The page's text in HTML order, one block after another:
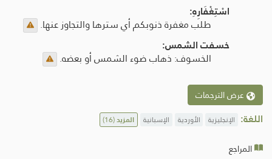
اسْتِغْفَارِهِ:
طلب مغفرة ذنوبكم أي سترها والتجاوز عنها.
خسفت الشمس:
الخسوف: ذهاب ضوء الشمس أو بعضه.
عرض الترجمات
اللغة: الإنجليزية الأوردية الإسبانية المزيد(16)
المراجع